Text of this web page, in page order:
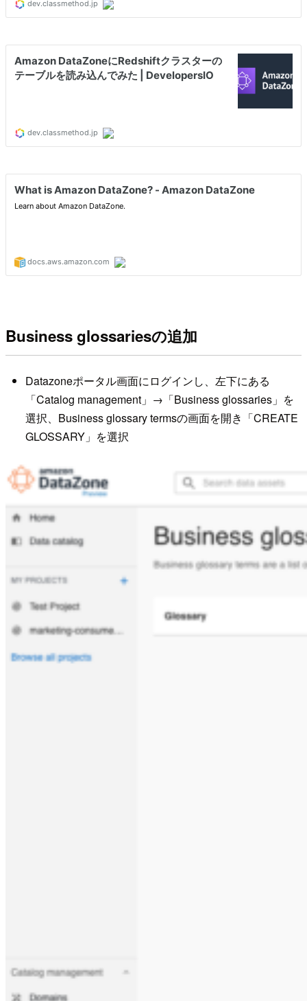
Business glossariesの追加
Datazoneポータル画面にログインし、左下にある
「Catalog management」→「Business glossaries」を
選択、Business glossary termsの画面を開き「CREATE
GLOSSARY」を選択